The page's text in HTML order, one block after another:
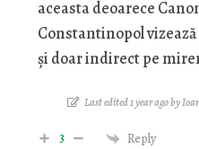
aceasta deoarece
Constantinopol
și doar indirect pe
Last edited 1 year ago by
3 Reply